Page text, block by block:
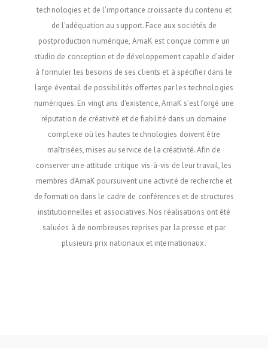
technologies et de l'importance croissante du contenu et
de l'adéquation au support. Face aux sociétés de
postproduction numérique, AmaK est conçue comme un
studio de conception et de développement capable d’aider
à formuler les besoins de ses clients et à spécifier dans le
large éventail de possibilités offertes par les technologies
numériques. En vingt ans d'existence, AmaK s’est forgé une
réputation de créativité et de fiabilité dans un domaine
complexe où les hautes technologies doivent être
maîtrisées, mises au service de la créativité. Afin de
conserver une attitude critique vis-à-vis de leur travail, les
membres d’AmaK poursuivent une activité de recherche et
de formation dans le cadre de conférences et de structures
institutionnelles et associatives. Nos réalisations ont été
saluées à de nombreuses reprises par la presse et par
plusieurs prix nationaux et internationaux.